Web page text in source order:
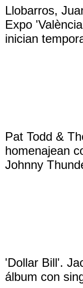
Llobarros,
Expo
inician
Pat Todd &
homenajean
Johnny
'Dollar Bill'.
álbum con